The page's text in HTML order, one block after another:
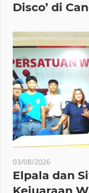
Disco’ di
03/08/2026
Elpala dan